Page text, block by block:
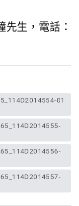
生，電話：